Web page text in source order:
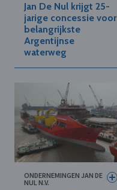
Jan De Nul krijgt 25-
jarige concessie voor
belangrijkste
Argentijnse
waterweg
ONDERNEMINGEN JAN DE
NUL N.V.